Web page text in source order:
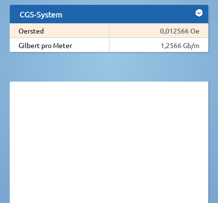
CGS-System
Oersted
0,012566 Oe
Gilbert pro Meter
1,2566 Gb/m